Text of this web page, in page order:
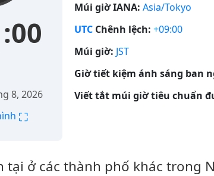
8, 2026
⛶
Múi giờ IANA: Asia/Tokyo
UTC Chênh lệch: +09:00
Múi giờ: JST
Giờ tiết kiệm ánh sáng ban
Viết tắt múi giờ tiêu chuẩn
tại ở các thành phố khác trong